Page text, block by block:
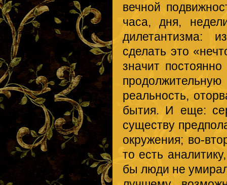
вечной
часа, дня,
дилетантизма:
сделать это
значит
реальность,
бытия. И еще:
существу
окружения; во-
то есть
бы люди не